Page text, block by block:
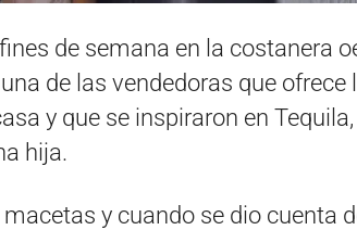
de semana en la costanera
de las vendedoras que
y que se inspiraron en
hija.
y cuando se dio cuenta